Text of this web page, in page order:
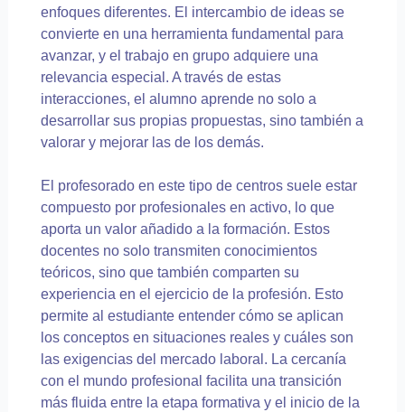
enfoques diferentes. El intercambio de ideas se
convierte en una herramienta fundamental para
avanzar, y el trabajo en grupo adquiere una
relevancia especial. A través de estas
interacciones, el alumno aprende no solo a
desarrollar sus propias propuestas, sino también a
valorar y mejorar las de los demás.
El profesorado en este tipo de centros suele estar
compuesto por profesionales en activo, lo que
aporta un valor añadido a la formación. Estos
docentes no solo transmiten conocimientos
teóricos, sino que también comparten su
experiencia en el ejercicio de la profesión. Esto
permite al estudiante entender cómo se aplican
los conceptos en situaciones reales y cuáles son
las exigencias del mercado laboral. La cercanía
con el mundo profesional facilita una transición
más fluida entre la etapa formativa y el inicio de la